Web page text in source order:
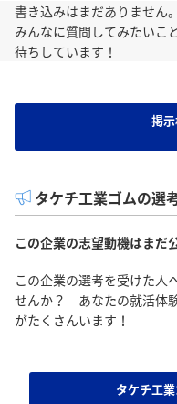
書き込みはまだありません。
みんなに質問してみたいこ
待ちしています！
掲
タケチ工業ゴムの選
この企業の志望動機はまだ
この企業の選考を受けた人
せんか？ あなたの就活体
がたくさんいます！
タケチ工